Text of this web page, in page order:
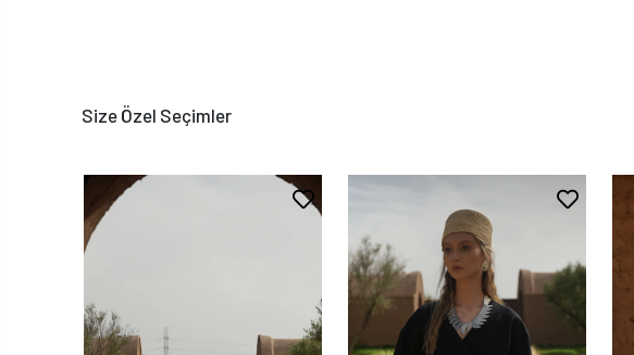
Size Özel Seçimler